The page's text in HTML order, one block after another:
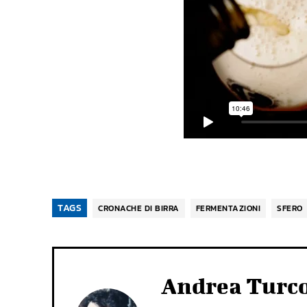
TAGS CRONACHE DI BIRRA FERMENTAZIONI SFERO
Andrea